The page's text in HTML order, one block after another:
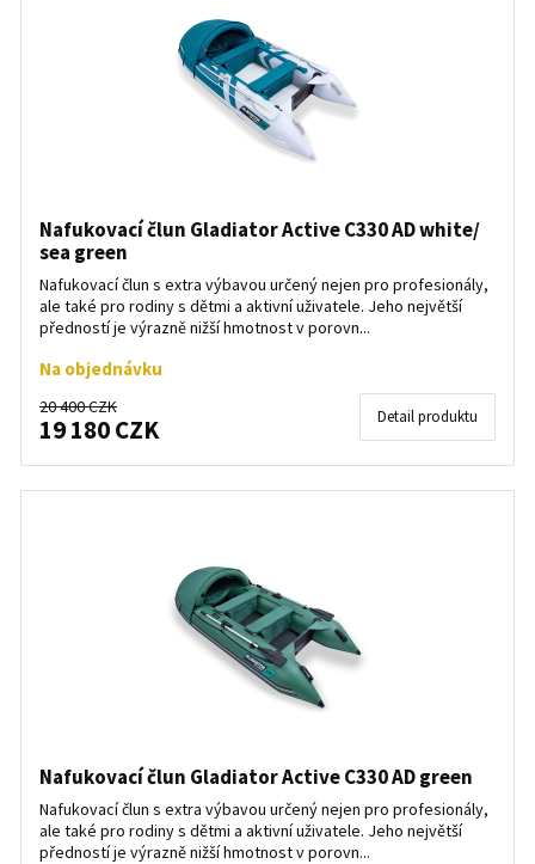
Nafukovací člun Gladiator Active C330 AD white/
sea green
Nafukovací člun s extra výbavou určený nejen pro profesionály,
ale také pro rodiny s dětmi a aktivní uživatele. Jeho největší
předností je výrazně nižší hmotnost v porovn...
Na objednávku
20 400 CZK
19 180 CZK Detail produktu
Nafukovací člun Gladiator Active C330 AD green
Nafukovací člun s extra výbavou určený nejen pro profesionály,
ale také pro rodiny s dětmi a aktivní uživatele. Jeho největší
předností je výrazně nižší hmotnost v porovn...